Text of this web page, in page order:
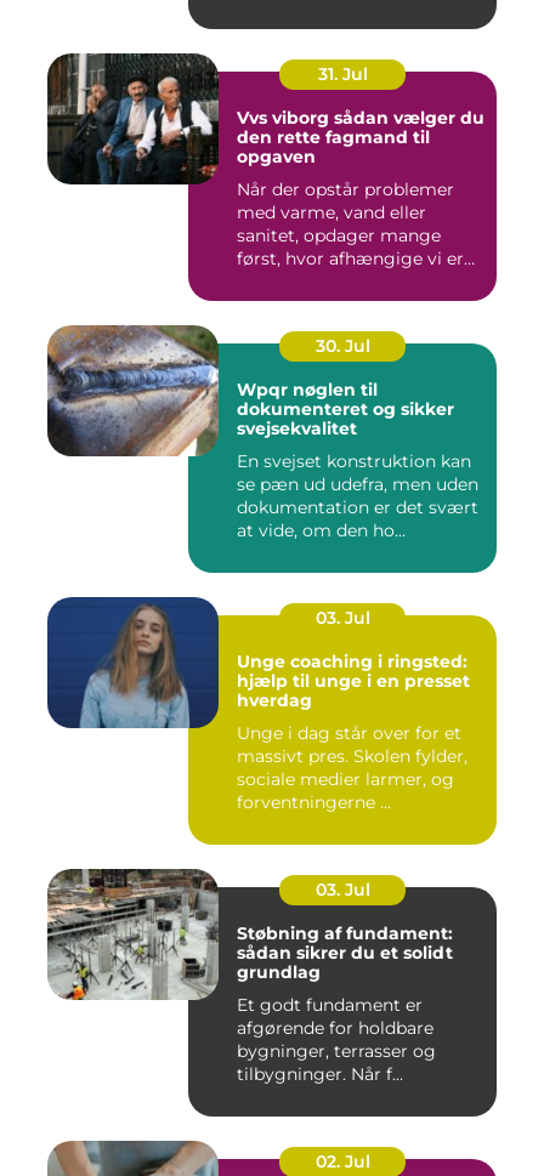
31. Jul
Vvs viborg sådan vælger du
den rette fagmand til
opgaven
Når der opstår problemer
med varme, vand eller
sanitet, opdager mange
først, hvor afhængige vi er
30. Jul
Wpqr nøglen til
dokumenteret og sikker
svejsekvalitet
En svejset konstruktion kan
se pæn ud udefra, men uden
dokumentation er det svært
at vide, om den ho...
03. Jul
Unge coaching i ringsted:
hjælp til unge i en presset
hverdag
Unge i dag står over for et
massivt pres. Skolen fylder,
sociale medier larmer, og
forventningerne ...
03. Jul
Støbning af fundament:
sådan sikrer du et solidt
grundlag
Et godt fundament er
afgørende for holdbare
bygninger, terrasser og
tilbygninger. Når f...
02. Jul